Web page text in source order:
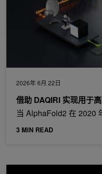
2026年 6月 22日
借助 DAQIRI 实现用于
当 AlphaFold2 在 2020
3 MIN READ